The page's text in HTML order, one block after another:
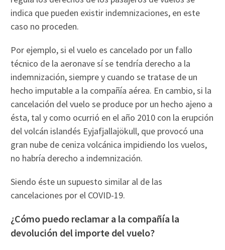
indica que pueden existir indemnizaciones, en este
caso no proceden.
Por ejemplo, si el vuelo es cancelado por un fallo
técnico de la aeronave sí se tendría derecho a la
indemnización, siempre y cuando se tratase de un
hecho imputable a la compañía aérea. En cambio, si la
cancelación del vuelo se produce por un hecho ajeno a
ésta, tal y como ocurrió en el año 2010 con la erupción
del volcán islandés Eyjafjallajökull, que provocó una
gran nube de ceniza volcánica impidiendo los vuelos,
no habría derecho a indemnización.
Siendo éste un supuesto similar al de las
cancelaciones por el COVID-19.
¿Cómo puedo reclamar a la compañía la
devolución del importe del vuelo?